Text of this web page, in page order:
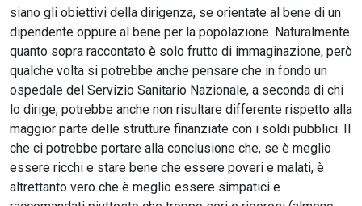
siano gli obiettivi della dirigenza, se orientate al bene di un
dipendente oppure al bene per la popolazione. Naturalmente
quanto sopra raccontato è solo frutto di immaginazione, però
qualche volta si potrebbe anche pensare che in fondo un
ospedale del Servizio Sanitario Nazionale, a seconda di chi
lo dirige, potrebbe anche non risultare differente rispetto alla
maggior parte delle strutture finanziate con i soldi pubblici. Il
che ci potrebbe portare alla conclusione che, se è meglio
essere ricchi e stare bene che essere poveri e malati, è
altrettanto vero che è meglio essere simpatici e